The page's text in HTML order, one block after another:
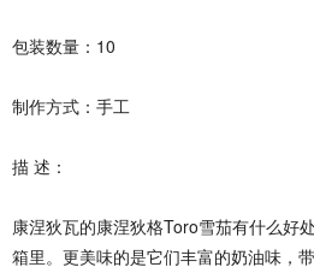
包装数量：10
制作方式：手工
描 述：
康涅狄瓦的康涅狄格Toro雪茄有什么好
箱里。更美味的是它们丰富的奶油味，